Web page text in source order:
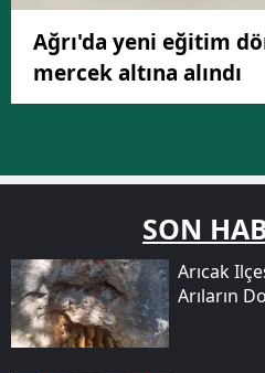
Ağrı'da yeni eğitim
mercek altına alındı
SON
Arıcak
Arıların